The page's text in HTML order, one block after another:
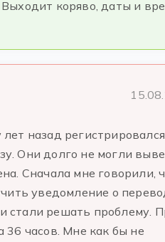
коряво, даты и
назад
Они долго не могли
Сначала мне говорили,
уведомление о
стали решать проблему.
36 часов. Мне как бы не